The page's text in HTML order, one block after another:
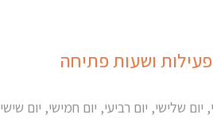
פעילות ושעות פתיחה
יום שלישי, יום רביעי, יום חמישי, יום שישי